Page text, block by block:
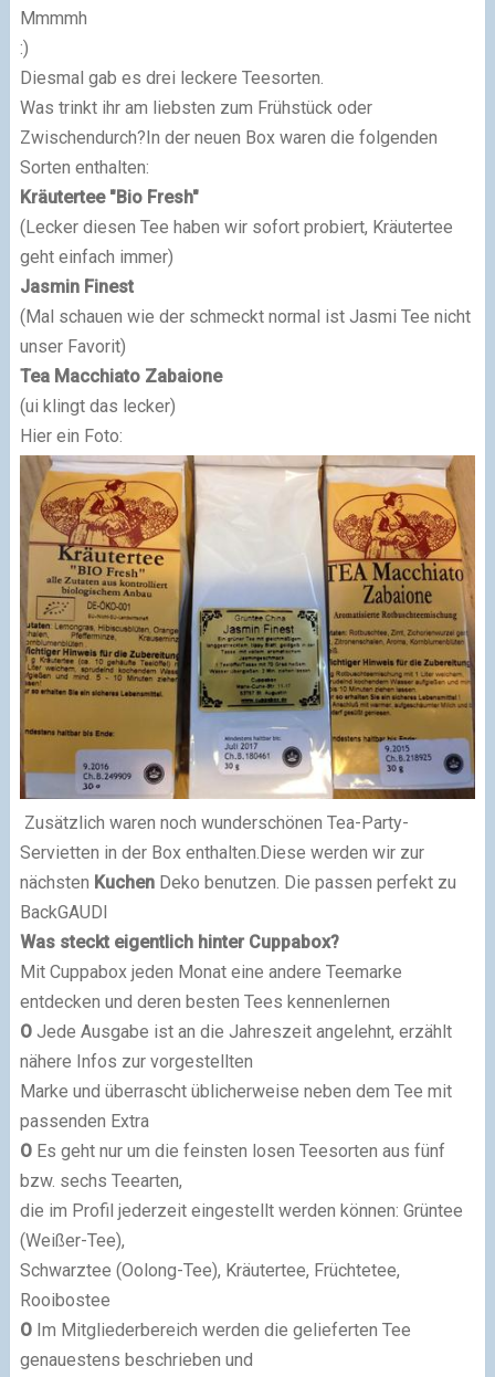
Mmmmh
:)
Diesmal gab es drei leckere Teesorten.
Was trinkt ihr am liebsten zum Frühstück oder
Zwischendurch?In der neuen Box waren die folgenden
Sorten enthalten:
Kräutertee "Bio Fresh"
(Lecker diesen Tee haben wir sofort probiert, Kräutertee
geht einfach immer)
Jasmin Finest
(Mal schauen wie der schmeckt normal ist Jasmi Tee nicht
unser Favorit)
Tea Macchiato Zabaione
(ui klingt das lecker)
Hier ein Foto:
Zusätzlich waren noch wunderschönen Tea-Party-
Servietten in der Box enthalten.Diese werden wir zur
nächsten KuchenDeko benutzen. Die passen perfekt zu
BackGAUDI
Was steckt eigentlich hinter Cuppabox?
Mit Cuppabox jeden Monat eine andere Teemarke
entdecken und deren besten Tees kennenlernen
OJede Ausgabe ist an die Jahreszeit angelehnt, erzählt
nähere Infos zur vorgestellten
Marke und überrascht üblicherweise neben dem Tee mit
passenden Extra
OEs geht nur um die feinsten losen Teesorten aus fünf
bzw. sechs Teearten,
die im Profil jederzeit eingestellt werden können: Grüntee
(Weißer-Tee),
Schwarztee (Oolong-Tee), Kräutertee, Früchtetee,
Rooibostee
OIm Mitgliederbereich werden die gelieferten Tee
genauestens beschrieben und